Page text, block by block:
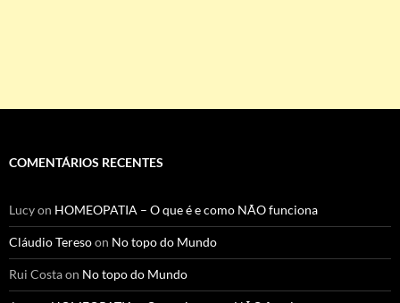
COMENTÁRIOS RECENTES
Lucyon HOMEOPATIA – O que é e como NÃO funciona
Cláudio Teresoon No topo do Mundo
Rui Costaon No topo do Mundo